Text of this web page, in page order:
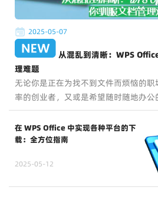
2025-05-07
理难题
无论你是正在为找不到文件而烦恼的
率的创业者，又或是希望随时随地办
助 WPS Office，让办公生活更加清晰
在 WPS Office 中实现各种平台的下
载：全方位指南
2025-05-12